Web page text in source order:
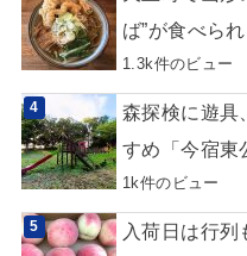
ば”が食べら
1.3k件のビュー
森探検に遊具
すめ「今宿東
1k件のビュー
入荷日は行